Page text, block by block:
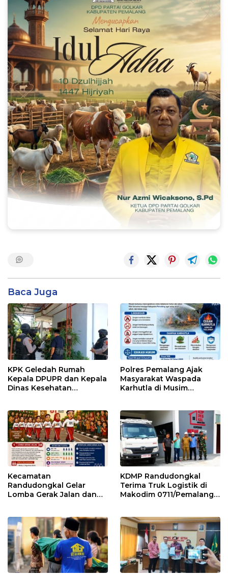
Baca Juga
KPK Geledah Rumah
Kepala DPUPR dan Kepala
Dinas Kesehatan
Polres Pemalang Ajak
Masyarakat Waspada
Karhutla di Musim
Kecamatan
Randudongkal Gelar
Lomba Gerak Jalan dan
KDMP Randudongkal
Terima Truk Logistik di
Makodim 0711/Pemalang